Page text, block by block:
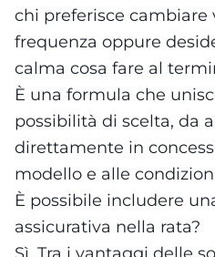
chi preferisce cambiare
frequenza oppure
calma cosa fare al
È una formula che
possibilità di scelta, da
direttamente in
modello e alle
È possibile includere
assicurativa nella rata?